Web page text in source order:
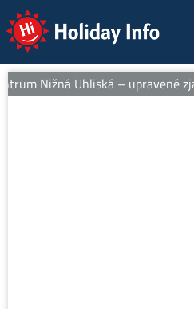
Holiday Info
Nižná Uhliská – upravené